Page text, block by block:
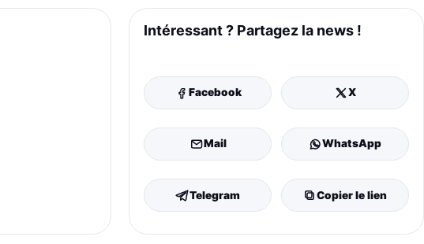
Intéressant ? Partagez la news !
Facebook X
Mail WhatsApp
Telegram Copier le lien